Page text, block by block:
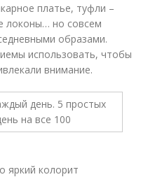
платье, туфли –
локоны… но совсем
образами.
использовать, чтобы
внимание.
яркий колорит